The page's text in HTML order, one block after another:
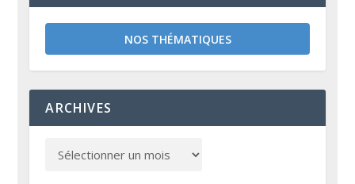
NOS THÉMATIQUES
ARCHIVES